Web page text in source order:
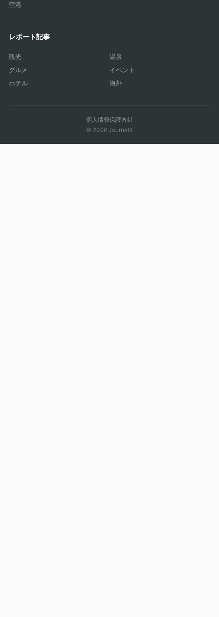
空港
レポート記事
観光
温泉
グルメ
イベント
ホテル
海外
個人情報保護方針
© 2026 Journal4